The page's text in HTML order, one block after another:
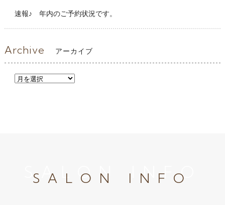
速報♪ 年内のご予約状況です。
Archive アーカイブ
SALON INFO
SALON INFO